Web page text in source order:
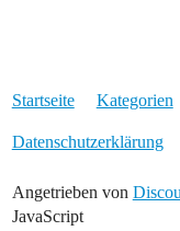
Startseite Kategorien
Datenschutzerklärung
Angetrieben von
JavaScript